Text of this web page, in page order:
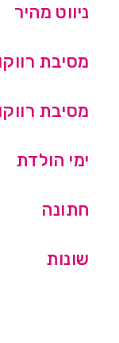
ניווט מהיר
מסיבת
מסיבת
ימי הולדת
חתונה
שונות